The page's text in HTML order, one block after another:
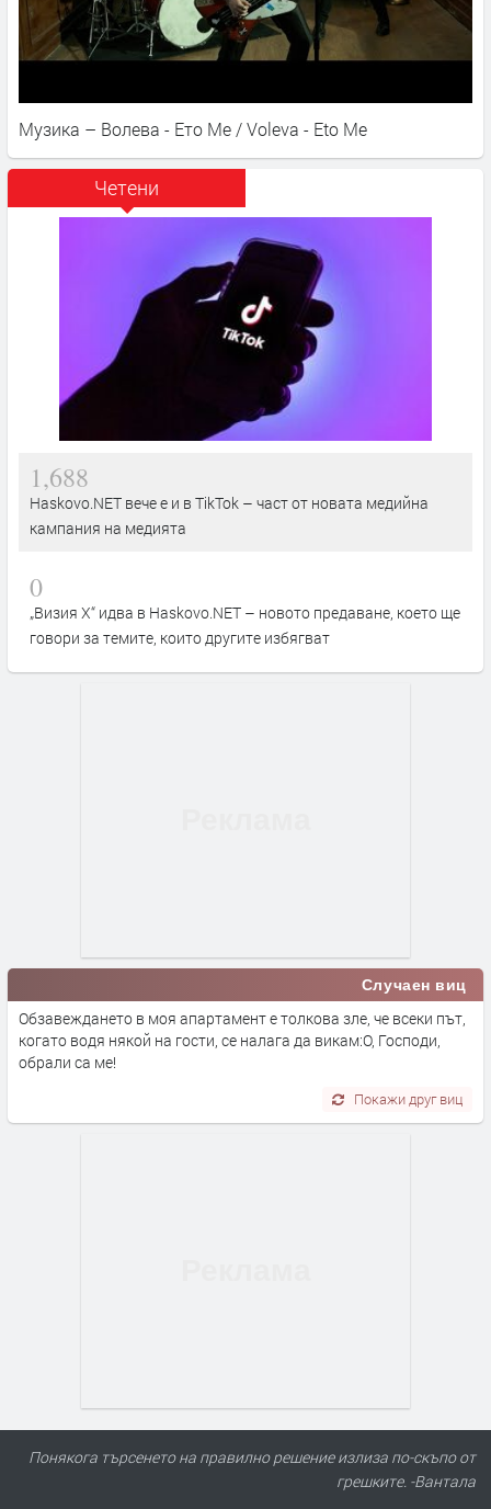
Музика – Волева - Ето Ме / Voleva - Eto Me
Четени
1,688
Haskovo.NET вече е и в TikTok – част от новата медийна
кампания на медията
0
„Визия Х“ идва в Haskovo.NET – новото предаване, което ще
говори за темите, които другите избягват
Случаен виц
Обзавеждането в моя апартамент е толкова зле, че всеки път,
когато водя някой на гости, се налага да викам:О, Господи,
обрали са ме!
Покажи друг виц
Понякога търсенето на правилно решение излиза по-скъпо от
грешките. -Вантала